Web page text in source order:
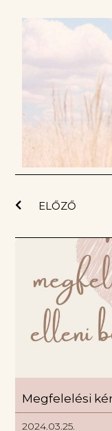
ELŐZŐ
Megfelelési
2024.03.25.